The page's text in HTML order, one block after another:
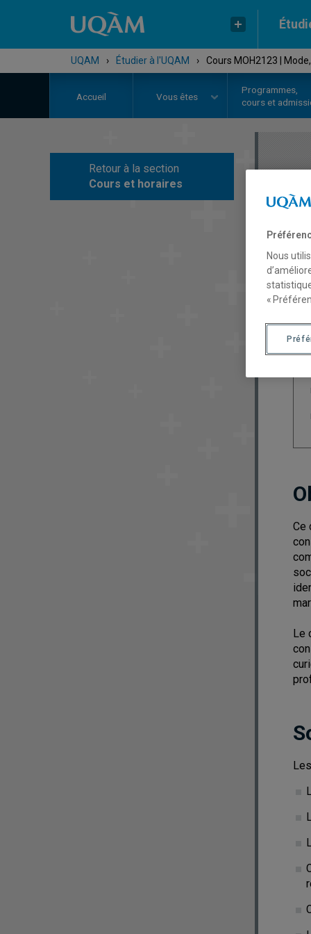
UQAM › Étudier à l'UQAM › Cours MOH2123 |
Accueil Vous êtes
Programmes,
cours et
Retour à la section
Cours et horaires
Ce
Le
Nous
«